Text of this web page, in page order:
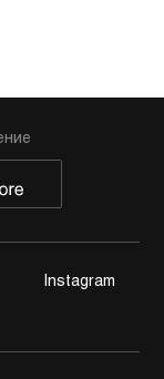
Instagram